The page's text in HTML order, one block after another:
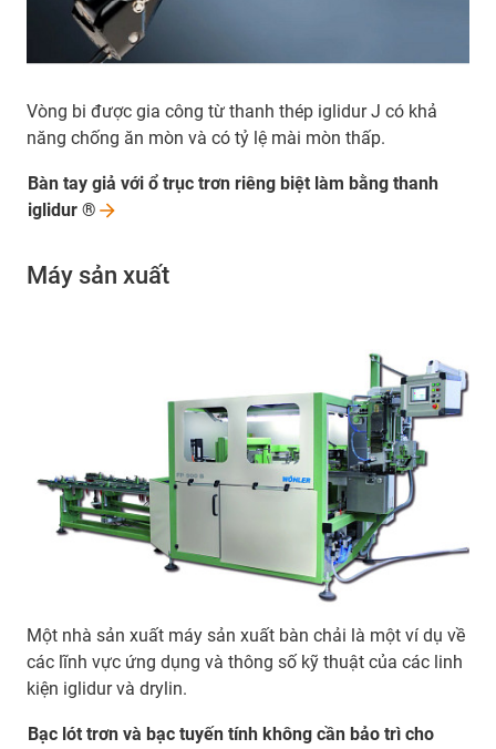
Vòng bi được gia công từ thanh thép iglidur J có khả
năng chống ăn mòn và có tỷ lệ mài mòn thấp.
Bàn tay giả với ổ trục trơn riêng biệt làm bằng thanh
iglidur ®
Máy sản xuất
Một nhà sản xuất máy sản xuất bàn chải là một ví dụ về
các lĩnh vực ứng dụng và thông số kỹ thuật của các linh
kiện iglidur và drylin.
Bạc lót trơn và bạc tuyến tính không cần bảo trì cho